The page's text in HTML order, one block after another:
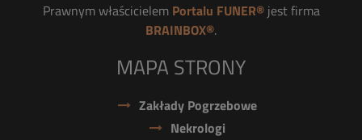
Prawnym właścicielem Portalu FUNER®jest firma
BRAINBOX®.
MAPA STRONY
Zakłady Pogrzebowe
Nekrologi